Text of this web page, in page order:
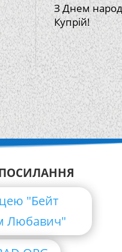
З Днем
Купрій!
"Бейт
Любавич"